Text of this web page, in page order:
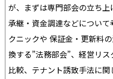
が、まずは専門部会の立ち
承継・資金調達などについ
クニックや 保証金・更新料
換する”法務部会”、経営リ
比較、テナント誘致手法に